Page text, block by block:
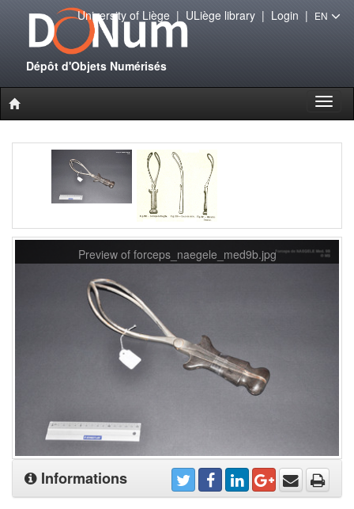
Dépôt d'Objets Numérisés
University of Liège| ULiège library| Login | EN
Preview of forceps_naegele_med9b.jpg
Informations